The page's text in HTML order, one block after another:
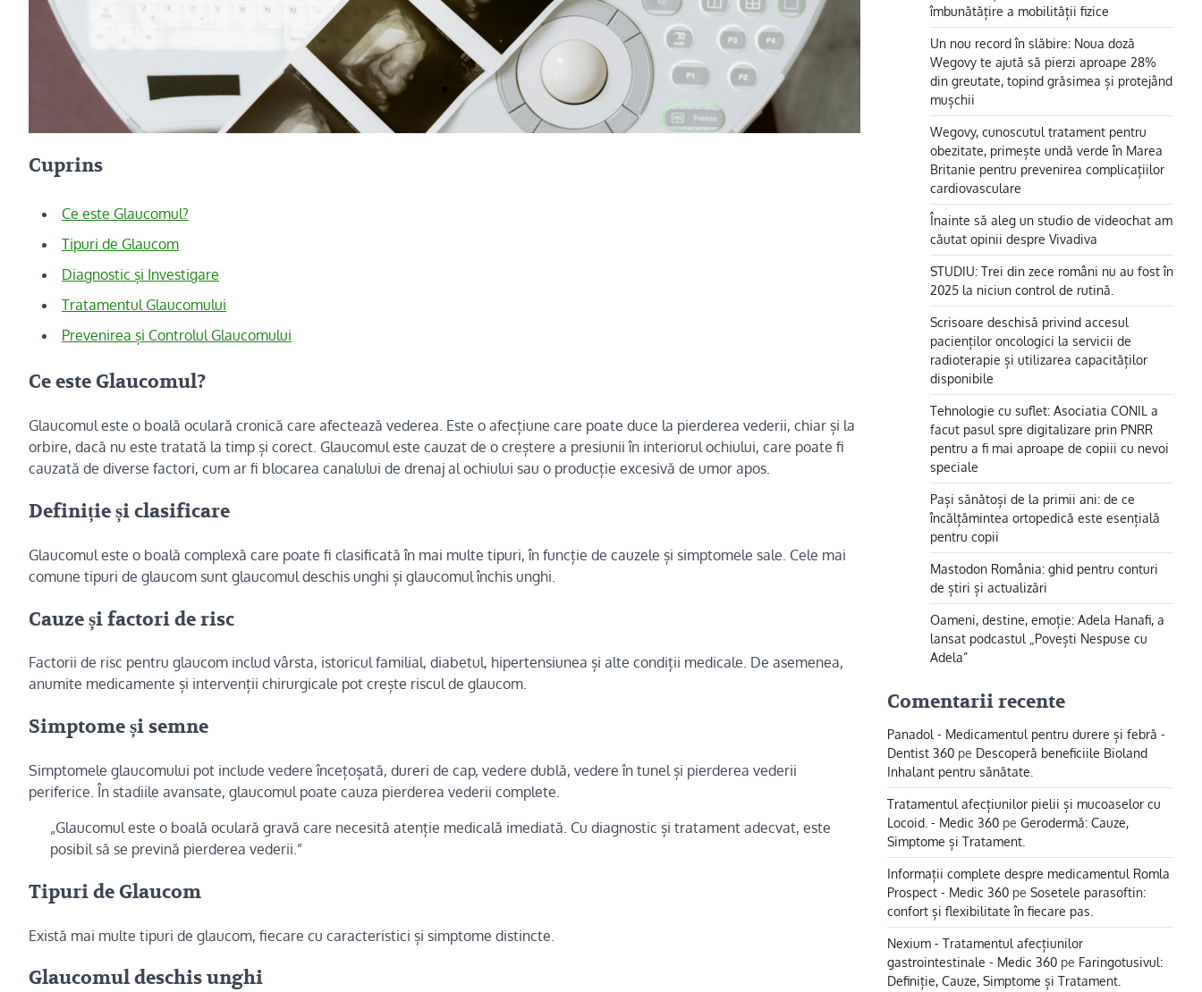
Cuprins
Ce este Glaucomul?
Tipuri de Glaucom
Diagnostic și Investigare
Tratamentul Glaucomului
Prevenirea și Controlul Glaucomului
Ce este Glaucomul?
Glaucomul este o boală oculară cronică care afectează vederea. Este o afecțiune care poate duce la pierderea vederii, chiar și la
orbire, dacă nu este tratată la timp și corect. Glaucomul este cauzat de o creștere a presiunii în interiorul ochiului, care poate fi
cauzată de diverse factori, cum ar fi blocarea canalului de drenaj al ochiului sau o producție excesivă de umor apos.
Definiție și clasificare
Glaucomul este o boală complexă care poate fi clasificată în mai multe tipuri, în funcție de cauzele și simptomele sale. Cele mai
comune tipuri de glaucom sunt glaucomul deschis unghi și glaucomul închis unghi.
Cauze și factori de risc
Factorii de risc pentru glaucom includ vârsta, istoricul familial, diabetul, hipertensiunea și alte condiții medicale. De asemenea,
anumite medicamente și intervenții chirurgicale pot crește riscul de glaucom.
Simptome și semne
Simptomele glaucomului pot include vedere încețoșată, dureri de cap, vedere dublă, vedere în tunel și pierderea vederii
periferice. În stadiile avansate, glaucomul poate cauza pierderea vederii complete.
„Glaucomul este o boală oculară gravă care necesită atenție medicală imediată. Cu diagnostic și tratament adecvat, este
posibil să se prevină pierderea vederii.”
Tipuri de Glaucom
Există mai multe tipuri de glaucom, fiecare cu caracteristici și simptome distincte.
Glaucomul deschis unghi
îmbunătățire a mobilității fizice
Un nou record în slăbire: Noua doză
Wegovy te ajută să pierzi aproape 28%
din greutate, topind grăsimea și protejând
mușchii
Wegovy, cunoscutul tratament pentru
obezitate, primește undă verde în Marea
Britanie pentru prevenirea complicațiilor
cardiovasculare
Înainte să aleg un studio de videochat am
căutat opinii despre Vivadiva
STUDIU: Trei din zece români nu au fost în
2025 la niciun control de rutină.
Scrisoare deschisă privind accesul
pacienților oncologici la servicii de
radioterapie și utilizarea capacităților
disponibile
Tehnologie cu suflet: Asociatia CONIL a
facut pasul spre digitalizare prin PNRR
pentru a fi mai aproape de copiii cu nevoi
speciale
Pași sănătoși de la primii ani: de ce
încălțămintea ortopedică este esențială
pentru copii
Mastodon România: ghid pentru conturi
de știri și actualizări
Oameni, destine, emoție: Adela Hanafi, a
lansat podcastul „Povești Nespuse cu
Adela”
Comentarii recente
Panadol - Medicamentul pentru durere și febră -
Dentist 360 pe Descoperă beneficiile Bioland
Inhalant pentru sănătate.
Tratamentul afecțiunilor pielii și mucoaselor cu
Locoid. - Medic 360 pe Gerodermă: Cauze,
Simptome și Tratament.
Informații complete despre medicamentul Romla
Prospect - Medic 360 pe Sosetele parasoftin:
confort și flexibilitate în fiecare pas.
Nexium - Tratamentul afecțiunilor
gastrointestinale - Medic 360 pe Faringotusivul:
Definiție, Cauze, Simptome și Tratament.